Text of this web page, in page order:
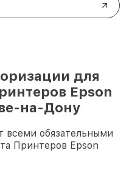
для
Epson
на-Дону
всеми обязательными
Принтеров Epson